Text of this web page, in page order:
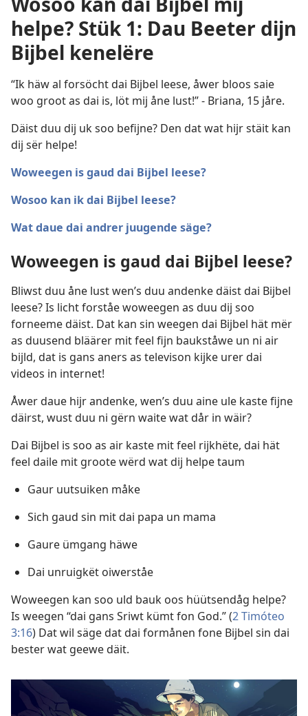
helpe? Stük 1: Dau Beeter dijn
Bijbel kenelëre
“Ik häw al forsöcht dai Bijbel leese, åwer bloos saie
woo groot as dai is, löt mij åne lust!” - Briana, 15 jåre.
Däist duu dij uk soo befijne? Den dat wat hijr stäit kan
dij sër helpe!
Woweegen is gaud dai Bijbel leese?
Wosoo kan ik dai Bijbel leese?
Wat daue dai andrer juugende säge?
Woweegen is gaud dai Bijbel leese?
Bliwst duu åne lust wen’s duu andenke däist dai Bijbel
leese? Is licht forståe woweegen as duu dij soo
forneeme däist. Dat kan sin weegen dai Bijbel hät mër
as duusend bläärer mit feel fijn baukståwe un ni air
bijld, dat is gans aners as televison kijke urer dai
videos in internet!
Åwer daue hijr andenke, wen’s duu aine ule kaste fijne
däirst, wust duu ni gërn waite wat dår in wäir?
Dai Bijbel is soo as air kaste mit feel rijkhëte, dai hät
feel daile mit groote wërd wat dij helpe taum
Gaur uutsuiken måke
Sich gaud sin mit dai papa un mama
Gaure ümgang häwe
Dai unruigkët oiwerståe
Woweegen kan soo uld bauk oos hüütsendåg helpe?
Is weegen “dai gans Sriwt kümt fon God.” (2 Timóteo
3:16) Dat wil säge dat dai formånen fone Bijbel sin dai
bester wat geewe däit.